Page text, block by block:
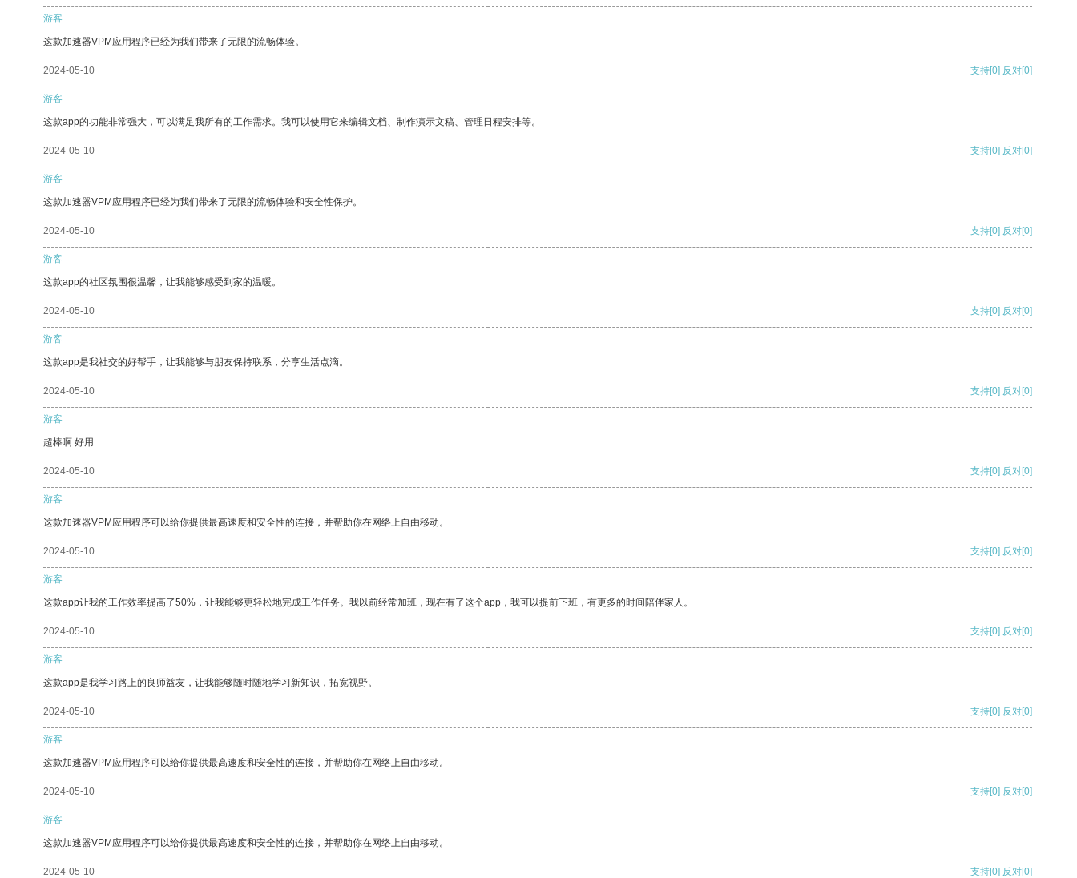
游客
这款加速器VPM应用程序已经为我们带来了无限的流畅体验。
2024-05-10 支持[0] 反对[0]
游客
这款app的功能非常强大，可以满足我所有的工作需求。我可以使用它来编辑文档、制作演示文稿、管理日程安排等。
2024-05-10 支持[0] 反对[0]
游客
这款加速器VPM应用程序已经为我们带来了无限的流畅体验和安全性保护。
2024-05-10 支持[0] 反对[0]
游客
这款app的社区氛围很温馨，让我能够感受到家的温暖。
2024-05-10 支持[0] 反对[0]
游客
这款app是我社交的好帮手，让我能够与朋友保持联系，分享生活点滴。
2024-05-10 支持[0] 反对[0]
游客
超棒啊 好用
2024-05-10 支持[0] 反对[0]
游客
这款加速器VPM应用程序可以给你提供最高速度和安全性的连接，并帮助你在网络上自由移动。
2024-05-10 支持[0] 反对[0]
游客
这款app让我的工作效率提高了50%，让我能够更轻松地完成工作任务。我以前经常加班，现在有了这个app，我可以提前下班，有更多的时间陪伴家人。
2024-05-10 支持[0] 反对[0]
游客
这款app是我学习路上的良师益友，让我能够随时随地学习新知识，拓宽视野。
2024-05-10 支持[0] 反对[0]
游客
这款加速器VPM应用程序可以给你提供最高速度和安全性的连接，并帮助你在网络上自由移动。
2024-05-10 支持[0] 反对[0]
游客
这款加速器VPM应用程序可以给你提供最高速度和安全性的连接，并帮助你在网络上自由移动。
2024-05-10 支持[0] 反对[0]